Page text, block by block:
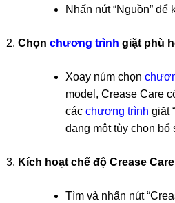
Nhấn nút “Nguồn”
Chọn chương trình giặt phù
Xoay núm chọn
model, Crease Care
các chương trình giặt
dạng một tùy chọn bổ
Kích hoạt chế độ Crease Care
Tìm và nhấn nút